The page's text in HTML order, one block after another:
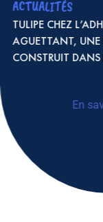
ACTUALITÉS
TULIPE CHEZ
AGUETTANT, UNE
CONSTRUIT DANS
En
: